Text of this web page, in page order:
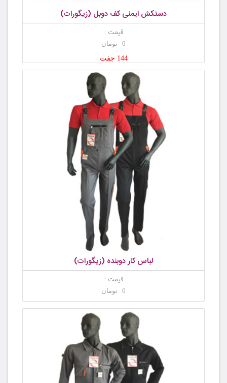
دستکش ایمنی کف دوبل (زیگورات)
قیمت :
0 تومان
144 جفت
لباس کار دوبنده (زیگورات)
قیمت :
0 تومان